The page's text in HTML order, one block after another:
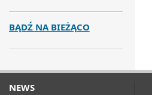
BĄDŹ NA BIEŻĄCO
NEWS